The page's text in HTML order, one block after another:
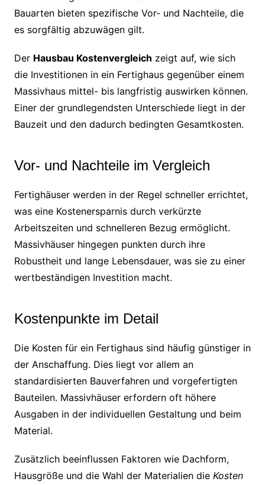
Bauarten bieten spezifische Vor- und Nachteile, die
es sorgfältig abzuwägen gilt.
Der Hausbau Kostenvergleich zeigt auf, wie sich
die Investitionen in ein Fertighaus gegenüber einem
Massivhaus mittel- bis langfristig auswirken können.
Einer der grundlegendsten Unterschiede liegt in der
Bauzeit und den dadurch bedingten Gesamtkosten.
Vor- und Nachteile im Vergleich
Fertighäuser werden in der Regel schneller errichtet,
was eine Kostenersparnis durch verkürzte
Arbeitszeiten und schnelleren Bezug ermöglicht.
Massivhäuser hingegen punkten durch ihre
Robustheit und lange Lebensdauer, was sie zu einer
wertbeständigen Investition macht.
Kostenpunkte im Detail
Die Kosten für ein Fertighaus sind häufig günstiger in
der Anschaffung. Dies liegt vor allem an
standardisierten Bauverfahren und vorgefertigten
Bauteilen. Massivhäuser erfordern oft höhere
Ausgaben in der individuellen Gestaltung und beim
Material.
Zusätzlich beeinflussen Faktoren wie Dachform,
Hausgröße und die Wahl der Materialien die Kosten